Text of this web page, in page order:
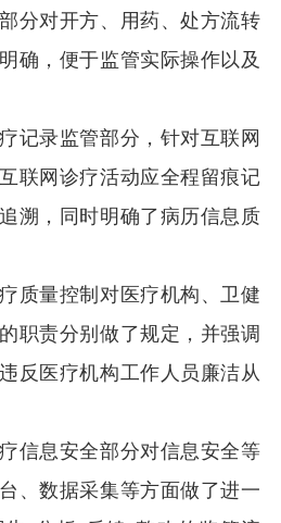
对开方、用药、处方流转
确，便于监管实际操作以及
录监管部分，针对互联网
联网诊疗活动应全程留痕记
溯，同时明确了病历信息质
量控制对医疗机构、卫健
职责分别做了规定，并强调
反医疗机构工作人员廉洁从
息安全部分对信息安全等
、数据采集等方面做了进一